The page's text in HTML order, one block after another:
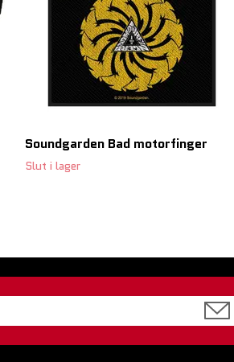
Soundgarden Bad motorfinger
Slut i lager